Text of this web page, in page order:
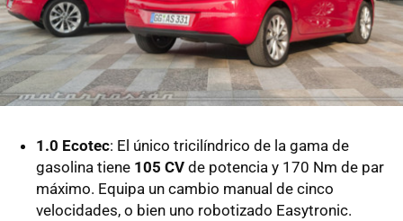
1.0 Ecotec: El único tricilíndrico de la gama de
gasolina tiene 105 CV de potencia y 170 Nm de par
máximo. Equipa un cambio manual de cinco
velocidades, o bien uno robotizado Easytronic.